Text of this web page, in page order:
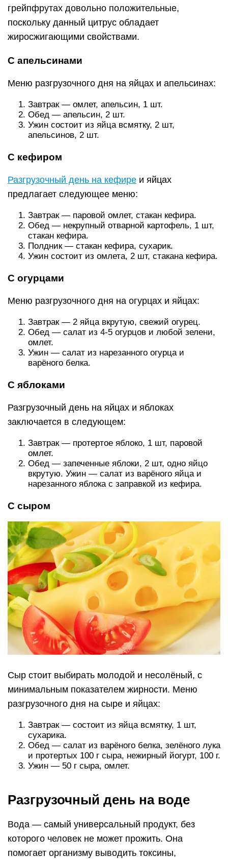
грейпфрутах довольно положительные,
поскольку данный цитрус обладает
жиросжигающими свойствами.
C апельсинами
Меню разгрузочного дня на яйцах и апельсинах:
Завтрак — омлет, апельсин, 1 шт.
Обед — апельсин, 2 шт.
Ужин состоит из яйца всмятку, 2 шт,
апельсинов, 2 шт.
С кефиром
Разгрузочный день на кефире и яйцах
предлагает следующее меню:
Завтрак — паровой омлет, стакан кефира.
Обед — некрупный отварной картофель, 1 шт,
стакан кефира.
Полдник — стакан кефира, сухарик.
Ужин состоит из омлета, 2 шт, стакана кефира.
С огурцами
Меню разгрузочного дня на огурцах и яйцах:
Завтрак — 2 яйца вкрутую, свежий огурец.
Обед — салат из 4-5 огурцов и любой зелени,
омлет.
Ужин — салат из нарезанного огурца и
варёного белка.
С яблоками
Разгрузочный день на яйцах и яблоках
заключается в следующем:
Завтрак — протертое яблоко, 1 шт, паровой
омлет.
Обед — запеченные яблоки, 2 шт, одно яйцо
вкрутую. Ужин — салат из варёного яйца и
нарезанного яблока с заправкой из кефира.
С сыром
Сыр стоит выбирать молодой и несолёный, с
минимальным показателем жирности. Меню
разгрузочного дня на сыре и яйцах:
Завтрак — состоит из яйца всмятку, 1 шт,
сухарика.
Обед — салат из варёного белка, зелёного лука
и протертых 100 г сыра, нежирный йогурт, 100 г.
Ужин — 50 г сыра, омлет.
Разгрузочный день на воде
Вода — самый универсальный продукт, без
которого человек не может прожить. Она
помогает организму выводить токсины,